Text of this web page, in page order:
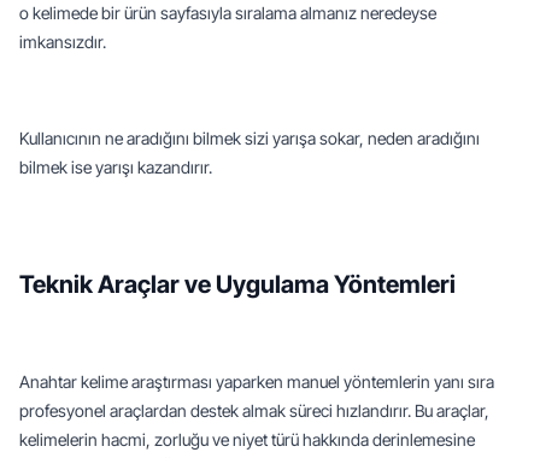
o kelimede bir ürün sayfasıyla sıralama almanız neredeyse
imkansızdır.
Kullanıcının ne aradığını bilmek sizi yarışa sokar, neden aradığını
bilmek ise yarışı kazandırır.
Teknik Araçlar ve Uygulama Yöntemleri
Anahtar kelime araştırması yaparken manuel yöntemlerin yanı sıra
profesyonel araçlardan destek almak süreci hızlandırır. Bu araçlar,
kelimelerin hacmi, zorluğu ve niyet türü hakkında derinlemesine